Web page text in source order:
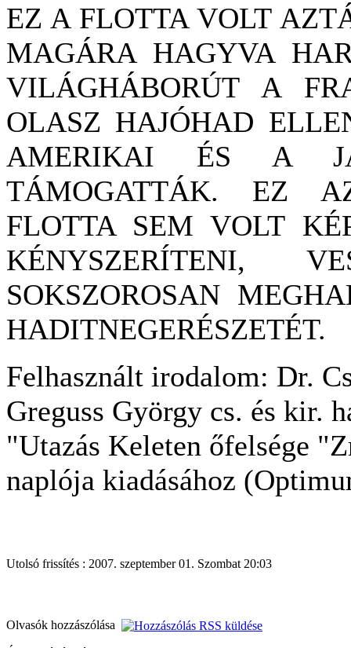
EZ A FLOTTA VOLT
MAGÁRA HAGYVA
VILÁGHÁBORÚT A
OLASZ HAJÓHAD
AMERIKAI ÉS A
TÁMOGATTÁK. EZ
FLOTTA SEM VOLT
KÉNYSZERÍTENI,
SOKSZOROSAN
HADITNEGERÉSZETÉT.
Felhasznált irodalom: Dr.
Greguss György cs. és kir.
"Utazás Keleten őfelsége
naplója kiadásához
Utolsó frissítés : 2007. szeptember 01. Szombat 20:03
Olvasók hozzászólása